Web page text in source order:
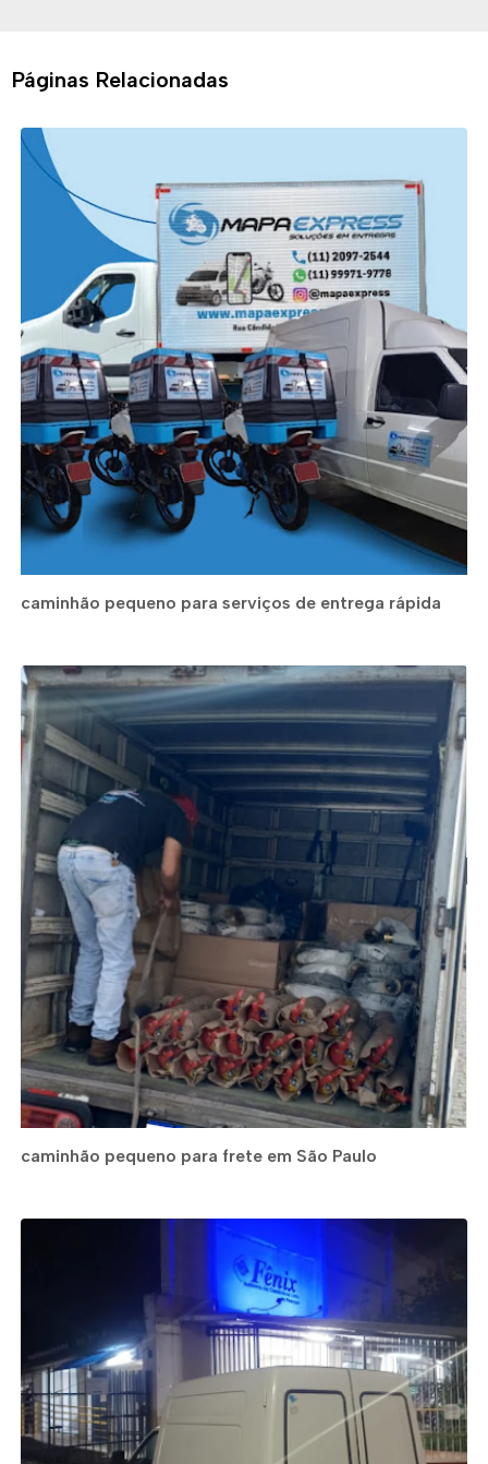
Páginas Relacionadas
caminhão pequeno para serviços de entrega rápida
caminhão pequeno para frete em São Paulo